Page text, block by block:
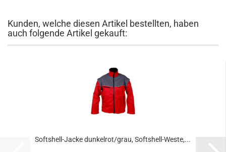
Kunden, welche diesen Artikel bestellten, haben
auch folgende Artikel gekauft:
Softshell-Jacke dunkelrot/grau, Softshell-Weste,...